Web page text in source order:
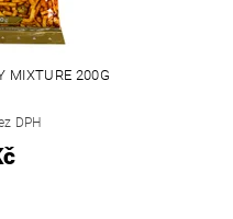
MIXTURE 200G
DPH